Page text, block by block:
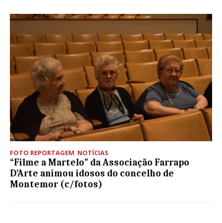
FOTO REPORTAGEM, NOTÍCIAS
“Filme a Martelo” da Associação Farrapo
D’Arte animou idosos do concelho de
Montemor (c/fotos)